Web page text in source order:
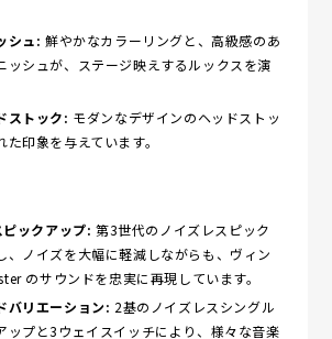
シュ: 鮮やかなカラーリングと、高級感のあ
ッシュが、ステージ映えするルックスを演
ストック: モダンなデザインのヘッドストッ
印象を与えています。
ックアップ: 第3世代のノイズレスピック
、ノイズを大幅に軽減しながらも、ヴィン
のサウンドを忠実に再現しています。
バリエーション: 2基のノイズレスシングル
ップと3ウェイスイッチにより、様々な音楽